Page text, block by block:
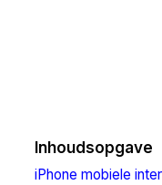
Inhoudsopgave
iPhone mobiele